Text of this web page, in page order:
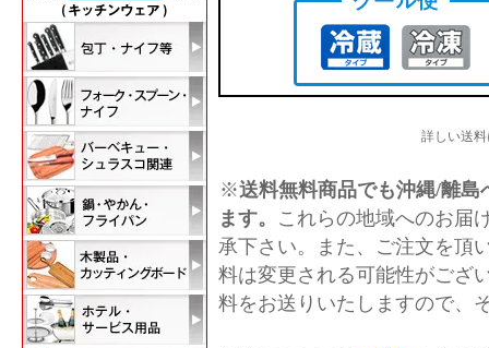
詳しい送
※送料無料商品でも沖縄/離島
ます。 これらの地域へのお届
承下さい。また、ご注文を頂
料は変更される可能性がござ
料をお送りいたしますので、